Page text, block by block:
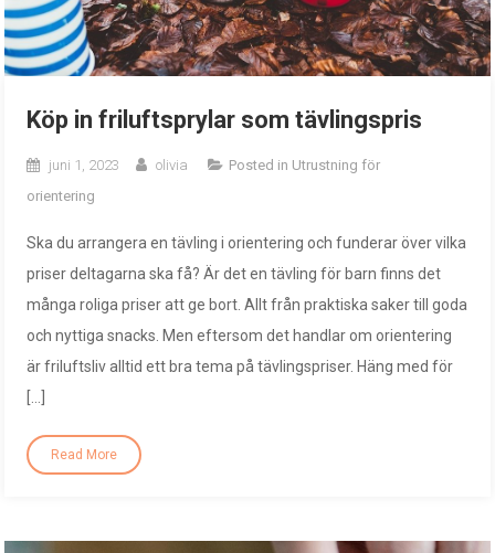
Köp in friluftsprylar som tävlingspris
juni 1, 2023 olivia Posted in Utrustning för
orientering
Ska du arrangera en tävling i orientering och funderar över vilka
priser deltagarna ska få? Är det en tävling för barn finns det
många roliga priser att ge bort. Allt från praktiska saker till goda
och nyttiga snacks. Men eftersom det handlar om orientering
är friluftsliv alltid ett bra tema på tävlingspriser. Häng med för
[…]
Read More